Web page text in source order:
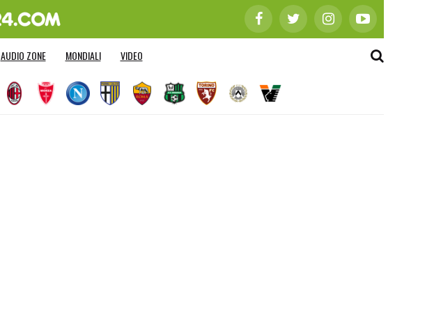
AUDIO ZONE MONDIALI VIDEO